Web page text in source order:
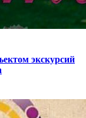
экскурсий